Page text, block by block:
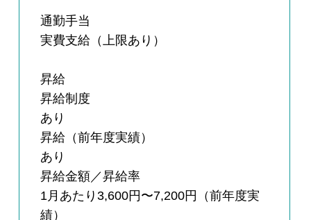
通勤手当
実費支給（上限あり）
昇給
昇給制度
あり
昇給（前年度実績）
あり
昇給金額／昇給率
1月あたり3,600円〜7,200円（前年度実
績）